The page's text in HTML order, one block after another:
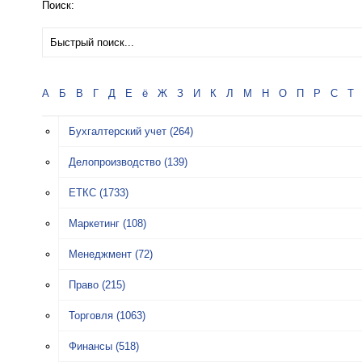
Поиск:
А Б В Г Д Е ё Ж З И К Л М Н О П Р С Т
Бухгалтерский учет (264)
Делопроизводство (139)
ЕТКС (1733)
Маркетинг (108)
Менеджмент (72)
Право (215)
Торговля (1063)
Финансы (518)